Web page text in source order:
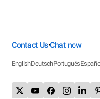
Contact Us•Chat now
EnglishDeutschPortuguês